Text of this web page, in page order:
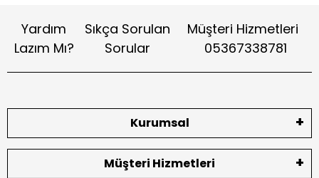
Yardım
Lazım Mı?
Sıkça Sorulan
Sorular
Müşteri Hizmetleri
05367338781
Kurumsal
Müşteri Hizmetleri